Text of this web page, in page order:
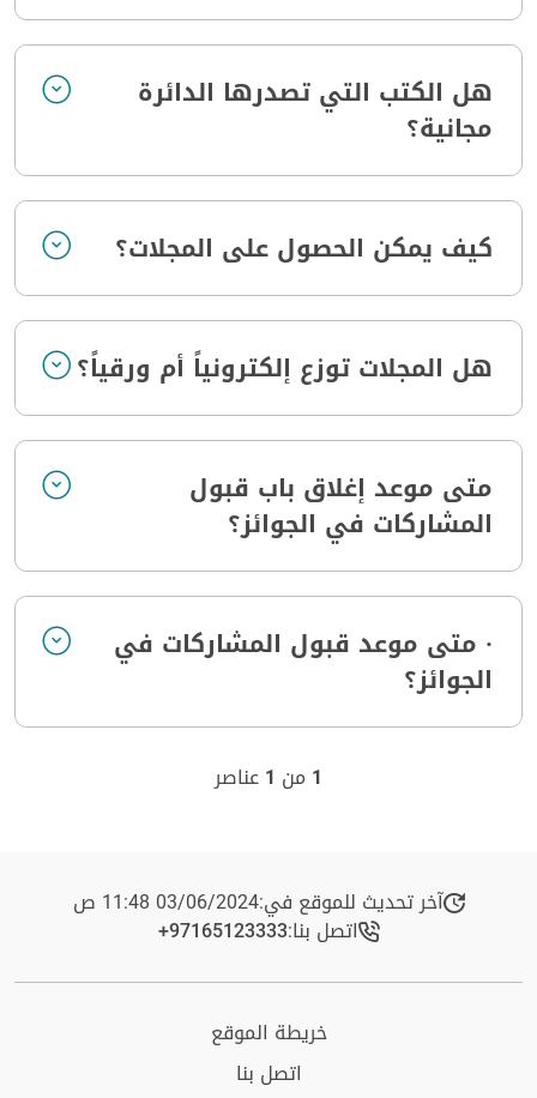
هل الكتب التي تصدرها الدائرة
مجانية؟
كيف يمكن الحصول على المجلات؟
هل المجلات توزع إلكترونياً أم ورقياً؟
متى موعد إغلاق باب قبول
المشاركات في الجوائز؟
· متى موعد قبول المشاركات في
الجوائز؟
1 من 1عناصر
آخر تحديث للموقع في:03/06/2024 11:48 ص
اتصل بنا:+97165123333​
خريطة الموقع
اتصل بنا